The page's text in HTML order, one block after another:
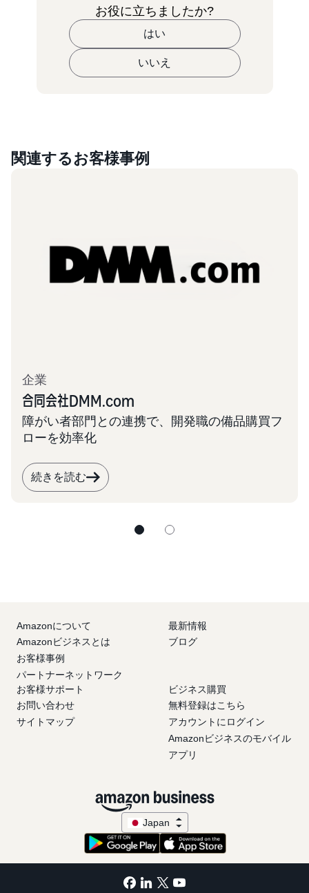
お役に立ちましたか?
はい
いいえ
関連するお客様事例
企業
合同会社DMM.com
障がい者部門との連携で、開発職の備品購買フ
ローを効率化
続きを読む
Amazonについて
Amazonビジネスとは
お客様事例
パートナーネットワーク
最新情報
ブログ
お客様サポート
お問い合わせ
サイトマップ
ビジネス購買
無料登録はこちら
アカウントにログイン
Amazonビジネスのモバイル
アプリ
Japan